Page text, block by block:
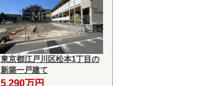
東京都江戸川区松本1丁目の
新築一戸建て
5,290万円